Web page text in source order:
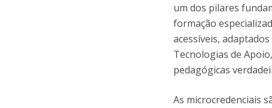
um dos pilares
formação
acessíveis,
Tecnologias de
pedagógicas
As microcredenciais